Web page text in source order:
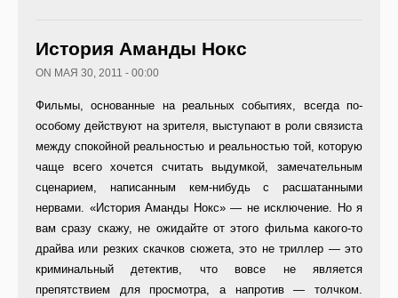
История Аманды Нокс
ON МАЯ 30, 2011 - 00:00
Фильмы, основанные на реальных событиях, всегда по-
особому действуют на зрителя, выступают в роли связиста
между спокойной реальностью и реальностью той, которую
чаще всего хочется считать выдумкой, замечательным
сценарием, написанным кем-нибудь с расшатанными
нервами. «История Аманды Нокс» — не исключение. Но я
вам сразу скажу, не ожидайте от этого фильма какого-то
драйва или резких скачков сюжета, это не триллер — это
криминальный детектив, что вовсе не является
препятствием для просмотра, а напротив — толчком.